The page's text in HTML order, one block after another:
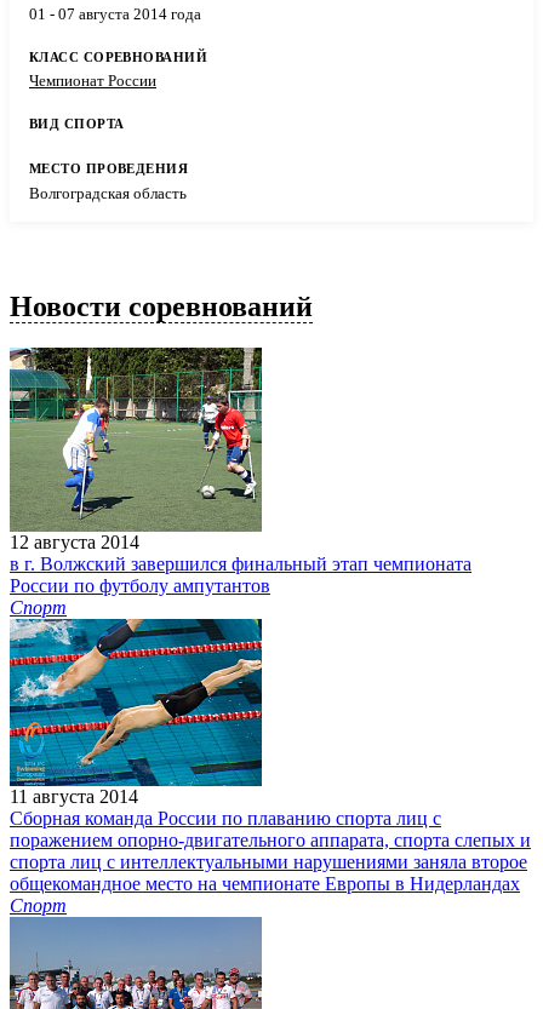
01 - 07 августа 2014 года
Чемпионат России
Волгоградская область
Новости соревнований
12 августа 2014
в г. Волжский завершился финальный этап чемпионата
России по футболу ампутантов
Спорт
11 августа 2014
Сборная команда России по плаванию спорта лиц с
поражением опорно-двигательного аппарата, спорта слепых и
спорта лиц с интеллектуальными нарушениями заняла второе
общекомандное место на чемпионате Европы в Нидерландах
Спорт